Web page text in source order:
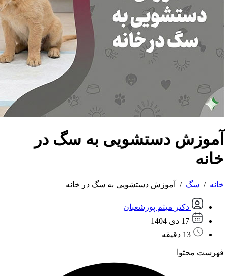
آموزش دستشویی به سگ در
خانه
خانه / سگ / آموزش دستشویی به سگ در خانه
دکتر میثم پورشعبان
17 دی 1404
13 دقیقه
فهرست محتوا